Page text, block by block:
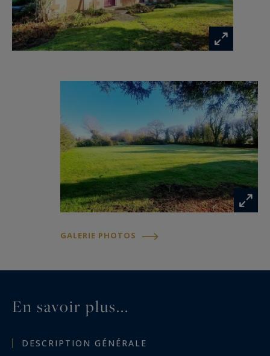
Les informations sur les risques auxquels ce
bien est exposé sont disponibles sur :
GALERIE PHOTOS
En savoir plus...
DESCRIPTION GÉNÉRALE